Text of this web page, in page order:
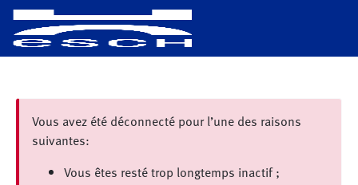
Vous avez été déconnecté pour l’une des raisons
suivantes:
Vous êtes resté trop longtemps inactif ;